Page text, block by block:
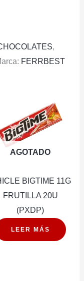
,
FERRBEST
AGOTADO
BIGTIME 11G
FRUTILLA 20U
(PXDP)
LEER MÁS